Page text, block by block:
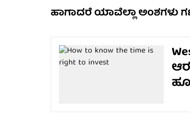
ಹಾಗಾದರೆ ಯಾವೆಲ್ಲಾ ಅಂಶಗಳು